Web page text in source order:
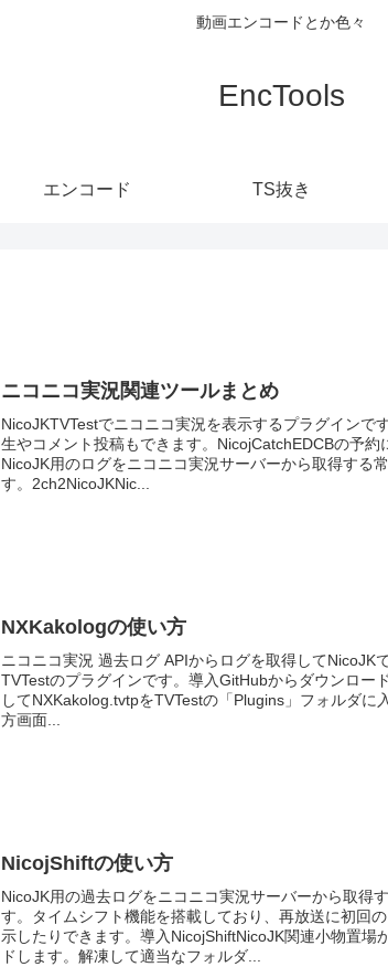
動画エンコードとか色々
EncTools
エンコード TS抜き
ニコニコ実況関連ツールまとめ
NicoJKTVTestでニコニコ実況を表示するプラグインで
生やコメント投稿もできます。NicojCatchEDCBの予約
NicoJK用のログをニコニコ実況サーバーから取得する
す。2ch2NicoJKNic...
NXKakologの使い方
ニコニコ実況 過去ログ APIからログを取得してNicoJK
TVTestのプラグインです。導入GitHubからダウンロー
してNXKakolog.tvtpをTVTestの「Plugins」フォルダに
方画面...
NicojShiftの使い方
NicoJK用の過去ログをニコニコ実況サーバーから取得
す。タイムシフト機能を搭載しており、再放送に初回
示したりできます。導入NicojShiftNicoJK関連小物置場
ドします。解凍して適当なフォルダ...